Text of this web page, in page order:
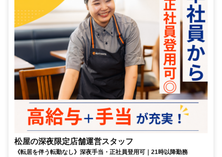
松屋の深夜限定店舗運営スタッフ
《転居を伴う転勤なし》深夜手当・正社員登用可｜21時以降勤務